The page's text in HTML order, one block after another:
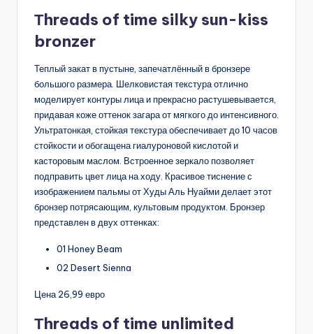
Тhreads of time silky sun-kiss
bronzer
Теплый закат в пустыне, запечатлённый в бронзере
большого размера. Шелковистая текстура отлично
моделирует контуры лица и прекрасно растушевывается,
придавая коже оттенок загара от мягкого до интенсивного.
Ультратонкая, стойкая текстура обеспечивает до 10 часов
стойкости и обогащена гиалуроновой кислотой и
касторовым маслом. Встроенное зеркало позволяет
подправить цвет лица на ходу. Красивое тиснение с
изображением пальмы от Худы Аль Нуайми делает этот
бронзер потрясающим, культовым продуктом. Бронзер
представлен в двух оттенках:
01 Honey Beam
02 Desert Sienna
Цена 26,99 евро
Тhreads of time unlimited